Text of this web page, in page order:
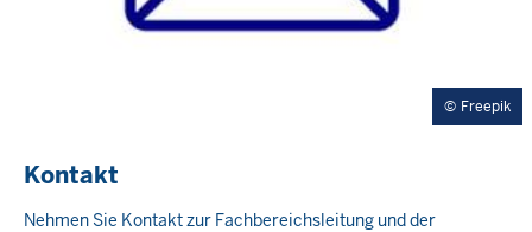
Freepik
Kontakt
Nehmen Sie Kontakt zur Fachbereichsleitung und der